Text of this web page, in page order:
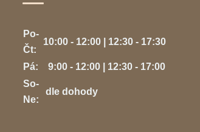
Po-
Čt:
10:00 - 12:00 | 12:30 - 17:30
Pá:
9:00 - 12:00 | 12:30 - 17:00
So-
Ne:
dle dohody